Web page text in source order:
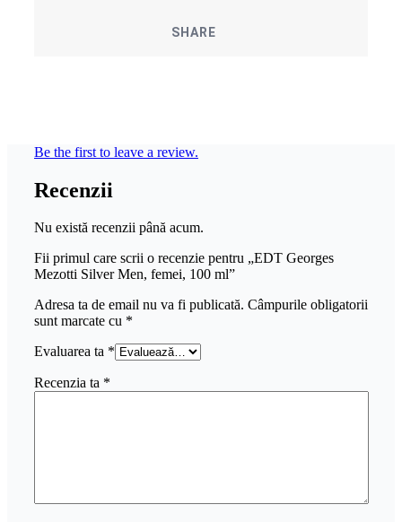
SHARE
Be the first to leave a review.
Recenzii
Nu există recenzii până acum.
Fii primul care scrii o recenzie pentru „EDT Georges
Mezotti Silver Men, femei, 100 ml”
Adresa ta de email nu va fi publicată. Câmpurile obligatorii
sunt marcate cu *
Evaluarea ta *
Recenzia ta *